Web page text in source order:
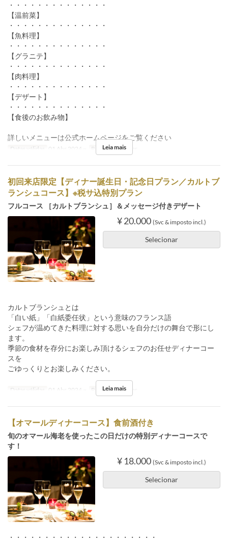
・・・・・・・・・・・・・・
【温前菜】
・・・・・・・・・・・・・・
【魚料理】
・・・・・・・・・・・・・・
【グラニテ】
・・・・・・・・・・・・・・
【肉料理】
・・・・・・・・・・・・・・
【デザート】
・・・・・・・・・・・・・・
【食後のお飲み物】
詳しいメニューは公式ホームページをご覧ください
Datas válidas 01 Abr 2024 ~ Refeições Jantar
Leia mais
初回来店限定【ディナー誕生日・記念日プラン／カルトブ
ランシュコース】※税サ込特別プラン
フルコース ［カルトブランシュ］＆メッセージ付きデザート
¥ 20.000 (Svc & imposto incl.)
Selecionar
カルトブランシュとは
「白い紙」「白紙委任状」という意味のフランス語
シェフが温めてきた料理に対する思いを自分だけの舞台で形にし
ます。
季節の食材を存分にお楽しみ頂けるシェフのお任せディナーコー
スを
ごゆっくりとお楽しみください。
Datas válidas 01 Abr 2024 ~ Refeições Jantar
Leia mais
【オマールディナーコース】食前酒付き
旬のオマール海老を使ったこの日だけの特別ディナーコースで
す！
¥ 18.000 (Svc & imposto incl.)
Selecionar
・・・・・・・・・・・・・・・・・・・・・